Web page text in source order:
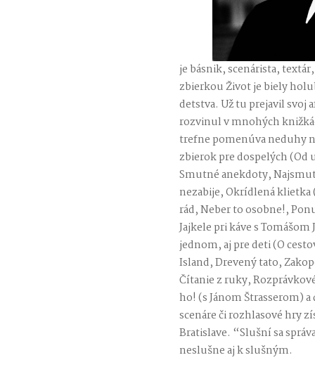
je básnik, scenárista,
zbierkou Život je biely
detstva. Už tu prejavil svoj
rozvinul v mnohých
trefne pomenúva neduhy
zbierok pre dospelých
Smutné anekdoty,
nezabije, Okrídlená
rád, Neber to osobne!,
Jajkele pri káve s
jednom, aj pre deti (O
Island, Drevený tato,
Čítanie z ruky,
ho! (s Jánom Štrasserom)
scenáre či rozhlasové hry
Bratislave. “Slušní sa
neslušne aj k slušným.